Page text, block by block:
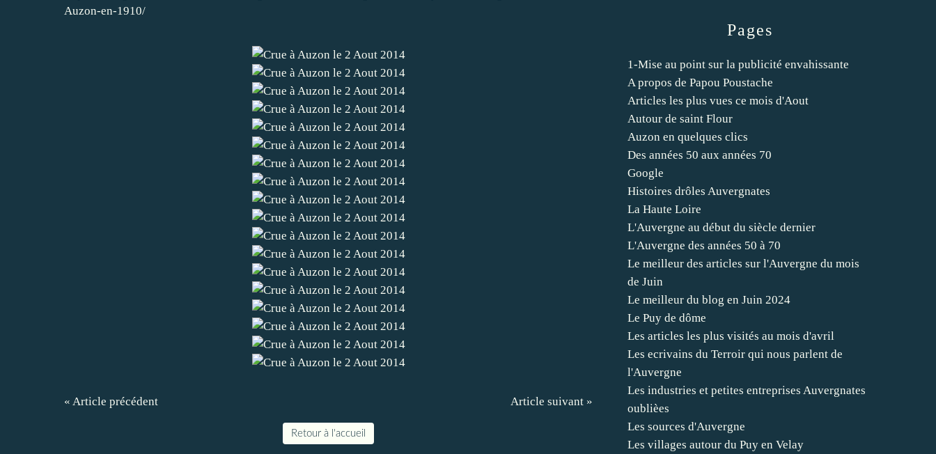
Auzon-en-1910/
« Article précédent Article suivant »
Retour à l'accueil
Pages
1-Mise au point sur la publicité envahissante
A propos de Papou Poustache
Articles les plus vues ce mois d'Aout
Autour de saint Flour
Auzon en quelques clics
Des années 50 aux années 70
Google
Histoires drôles Auvergnates
La Haute Loire
L'Auvergne au début du siècle dernier
L'Auvergne des années 50 à 70
Le meilleur des articles sur l'Auvergne du mois
de Juin
Le meilleur du blog en Juin 2024
Le Puy de dôme
Les articles les plus visités au mois d'avril
Les ecrivains du Terroir qui nous parlent de
l'Auvergne
Les industries et petites entreprises Auvergnates
oublièes
Les sources d'Auvergne
Les villages autour du Puy en Velay